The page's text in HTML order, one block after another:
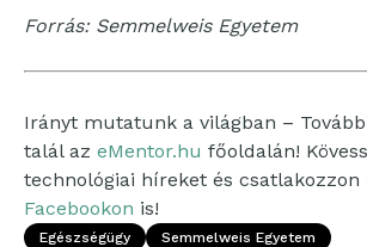
Forrás: Semmelweis Egyetem
Irányt mutatunk a világban –
talál az eMentor.hu főoldalán!
technológiai híreket és csatlakozzon
Facebookon is!
Egészségügy Semmelweis Egyetem